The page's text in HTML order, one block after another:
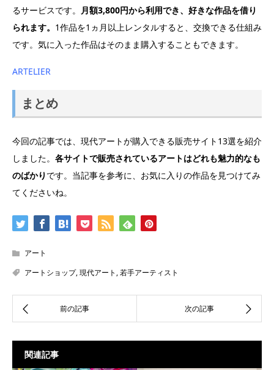
るサービスです。 月額3,800円から利用でき、好きな作品を借り
られます。 1作品を1ヵ月以上レンタルすると、交換できる仕組み
です。気に入った作品はそのまま購入することもできます。
ARTELIER
まとめ
今回の記事では、現代アートが購入できる販売サイト13選を紹介
しました。 各サイトで販売されているアートはどれも魅力的なも
のばかり です。当記事を参考に、お気に入りの作品を見つけてみ
てくださいね。
アート
アートショップ,現代アート ,若手アーティスト
関連記事